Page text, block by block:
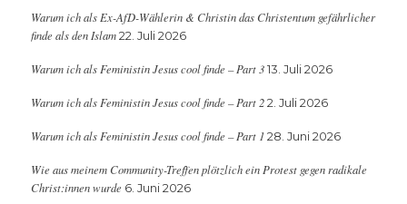
Warum ich als Ex-AfD-Wählerin & Christin das Christentum gefährlicher
finde als den Islam 22. Juli 2026
Warum ich als Feministin Jesus cool finde – Part 3 13. Juli 2026
Warum ich als Feministin Jesus cool finde – Part 2 2. Juli 2026
Warum ich als Feministin Jesus cool finde – Part 1 28. Juni 2026
Wie aus meinem Community-Treffen plötzlich ein Protest gegen radikale
Christ:innen wurde 6. Juni 2026